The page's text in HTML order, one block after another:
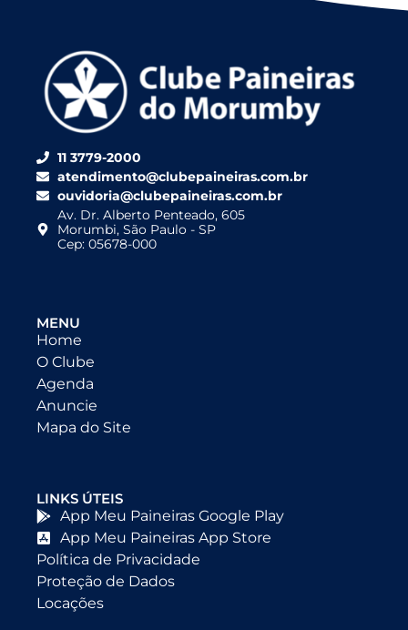
11 3779-2000
atendimento@clubepaineiras.com.br
ouvidoria@clubepaineiras.com.br
Av. Dr. Alberto Penteado, 605
Morumbi, São Paulo - SP
Cep: 05678-000
MENU
Home
O Clube
Agenda
Anuncie
Mapa do Site
LINKS ÚTEIS
App Meu Paineiras Google Play
App Meu Paineiras App Store
Política de Privacidade
Proteção de Dados
Locações